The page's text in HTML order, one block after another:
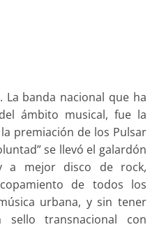
La banda nacional que ha
ámbito musical, fue la
premiación de los Pulsar
se llevó el galardón
a mejor disco de rock,
de todos los
urbana, y sin tener
transnacional con